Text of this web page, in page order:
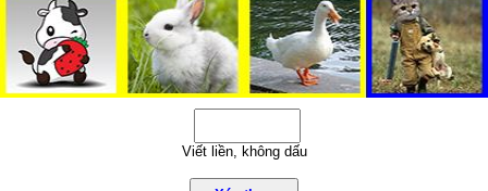
Viết liền, không dấu